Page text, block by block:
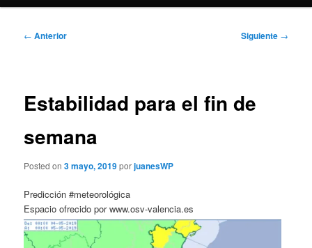
Navegación
← Anterior Siguiente →
Estabilidad para el fin de
semana
Posted on3 mayo, 2019porjuanesWP
Predicción #meteorológica
Espacio ofrecido por www.osv-valencia.es